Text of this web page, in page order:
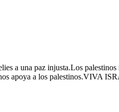
a una paz injusta.Los palestinos
apoya a los palestinos.VIVA